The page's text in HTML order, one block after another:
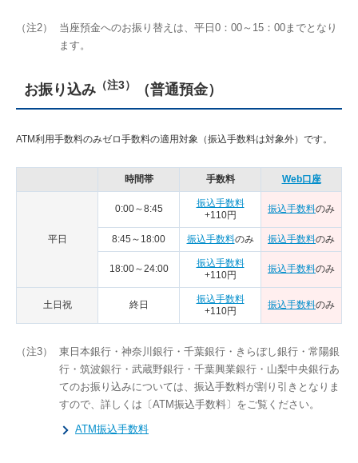
（注2）
当座預金へのお振り替えは、平日0：00～15：00までとなり
ます。
お振り込み （注3） （普通預金）
ATM利用手数料のみゼロ手数料の適用対象（振込手数料は対象外）です。
時間帯 手数料 Web口座
平日
0:00～8:45
振込手数料
+110円
振込手数料のみ
8:45～18:00 振込手数料のみ 振込手数料のみ
18:00～24:00
振込手数料
+110円
振込手数料のみ
土日祝 終日
振込手数料
+110円
振込手数料のみ
（注3）
東日本銀行・神奈川銀行・千葉銀行・きらぼし銀行・常陽銀
行・筑波銀行・武蔵野銀行・千葉興業銀行・山梨中央銀行あ
てのお振り込みについては、振込手数料が割り引きとなりま
すので、詳しくは〔ATM振込手数料〕をご覧ください。
ATM振込手数料